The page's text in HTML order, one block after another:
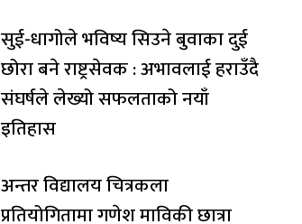
सुई-धागोले भविष्य सिउने बुवाका दुई
छोरा बने राष्ट्रसेवक : अभावलाई हराउँदै
संघर्षले लेख्यो सफलताको नयाँ
इतिहास
अन्तर विद्यालय चित्रकला
प्रतियोगितामा गणेश माविकी छात्रा